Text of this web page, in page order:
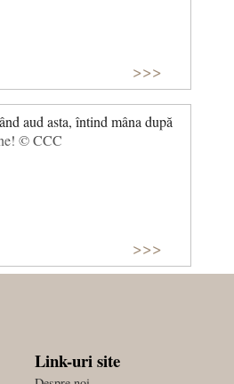
>>>
aud asta, întind mâna după
© CCC
>>>
Link-uri site